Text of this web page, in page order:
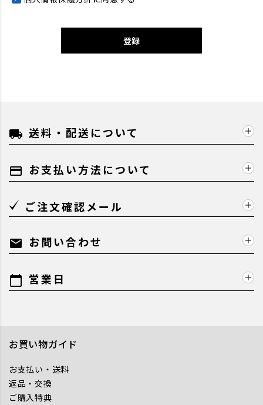
登録
local_shipping 送料・配送について
payment お支払い方法について
ご注文確認メール
mail お問い合わせ
calendar_today 営業日
お買い物ガイド
お支払い・送料
返品・交換
ご購入特典